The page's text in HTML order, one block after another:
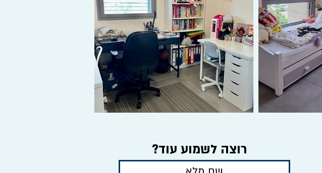
רוצה לשמוע עוד?